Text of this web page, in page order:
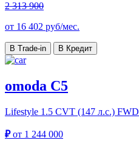
2 313 900
от 16 402 руб/мес.
В Trade-in В Кредит
omoda C5
Lifestyle 1.5 CVT (147 л.с.) FWD
₽от 1 244 000